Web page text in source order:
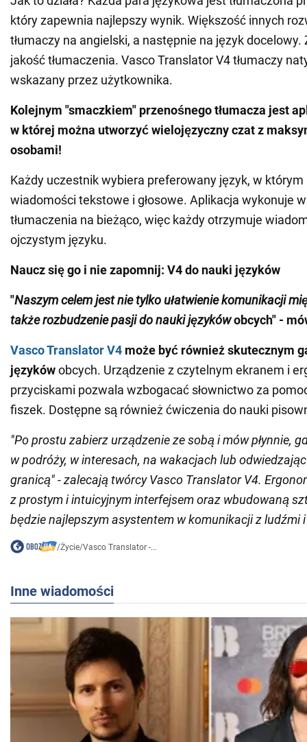
który zapewnia najlepszy wynik. Większość innych
tłumaczy na angielski, a następnie na język docelowy.
jakość tłumaczenia. Vasco Translator V4 tłumaczy
wskazany przez użytkownika.
Kolejnym "smaczkiem" przenośnego tłumacza jest
w której można utworzyć wielojęzyczny czat z
osobami!
Każdy uczestnik wybiera preferowany język, w którym
wiadomości tekstowe i głosowe. Aplikacja wykonuje
tłumaczenia na bieżąco, więc każdy otrzymuje
ojczystym języku.
Naucz się go i nie zapomnij: V4 do nauki języków
"Naszym celem jest nie tylko ułatwienie komunikacji
także rozbudzenie pasji do nauki językówobcych" -
Vasco Translator V4 może być również skutecznym
językówobcych. Urządzenie z czytelnym ekranem i
przyciskami pozwala wzbogacać słownictwo za
fiszek. Dostępne są również ćwiczenia do nauki
"Po prostu zabierz urządzenie ze sobą i mów płynnie,
w podróży, w interesach, na wakacjach lub
granicą" - zalecają twórcy Vasco Translator V4.
z prostym i intuicyjnym interfejsem oraz wbudowaną
będzie najlepszym asystentem w komunikacji z ludźmi
/Życie/Vasco Translator -...
Inne wiadomości